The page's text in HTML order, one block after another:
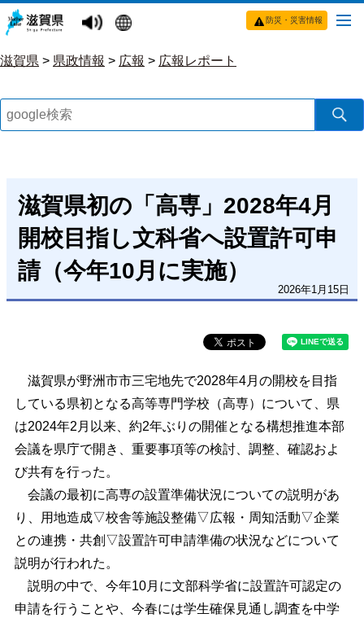
防災・災害情報
滋賀県 > 県政情報 > 広報 > 広報レポート
滋賀県初の「高専」2028年4月
開校目指し文科省へ設置許可申
請（今年10月に実施）
2026年1月15日
滋賀県が野洲市市三宅地先で2028年4月の開校を目指
している県初となる高等専門学校（高専）について、県
は2024年2月以来、約2年ぶりの開催となる構想推進本部
会議を県庁で開き、重要事項等の検討、調整、確認およ
び共有を行った。
会議の最初に高専の設置準備状況についての説明があ
り、用地造成▽校舎等施設整備▽広報・周知活動▽企業
との連携・共創▽設置許可申請準備の状況などについて
説明が行われた。
説明の中で、今年10月に文部科学省に設置許可認定の
申請を行うことや、今春には学生確保見通し調査を中学